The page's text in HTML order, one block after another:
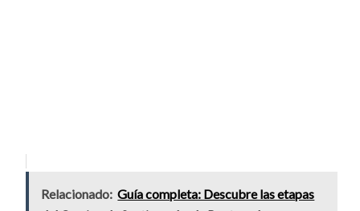
Relacionado: Guía completa: Descubre las etapas